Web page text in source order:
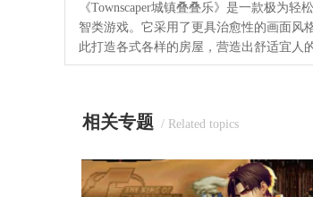
《Townscaper城镇叠叠乐》是一款极为轻
智类游戏。它采用了更具治愈性的画面风
此打造各式各样的房屋，营造出舒适宜人
家可凭借自身的各项能力，塑造出全新的
相关专题 / Related topics